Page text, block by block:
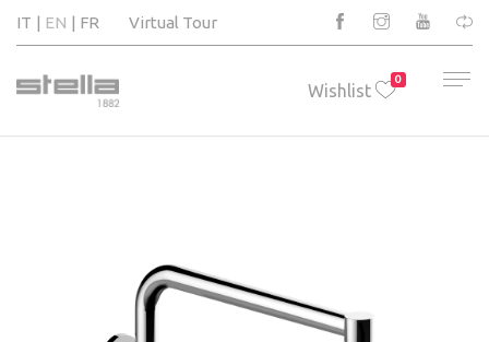
IT EN FR Virtual Tour
Wishlist
0